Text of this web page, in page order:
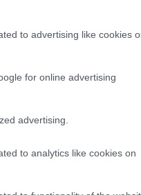
to advertising like cookies
for online advertising
advertising.
to analytics like cookies on
van Budapesthez
ár sugall. A sziget
is ki kellene építeni.
az elszigetelt élet